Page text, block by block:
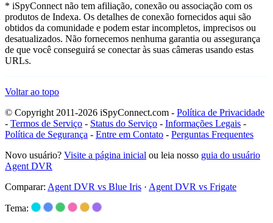
* iSpyConnect não tem afiliação, conexão ou associação com os
produtos de Indexa. Os detalhes de conexão fornecidos aqui são
obtidos da comunidade e podem estar incompletos, imprecisos ou
desatualizados. Não fornecemos nenhuma garantia ou assegurança
de que você conseguirá se conectar às suas câmeras usando estas
URLs.
Voltar ao topo
© Copyright 2011-2026 iSpyConnect.com - Política de Privacidade
- Termos de Serviço - Status do Serviço - Informações Legais -
Política de Segurança - Entre em Contato - Perguntas Frequentes
Novo usuário? Visite a página inicial ou leia nosso guia do usuário
Agent DVR
Comparar: Agent DVR vs Blue Iris · Agent DVR vs Frigate
Tema: